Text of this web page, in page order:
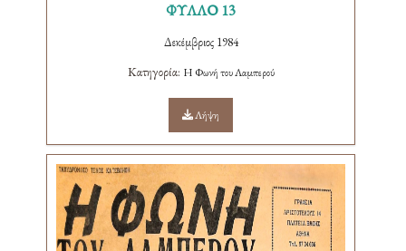
ΦΥΛΛΟ 13
Δεκέμβριος 1984
Κατηγορία: Η Φωνή του Λαμπερού
Λήψη